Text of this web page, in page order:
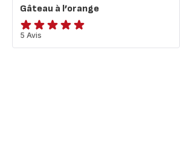
Gâteau à l’orange
Avis
5
5 Avis